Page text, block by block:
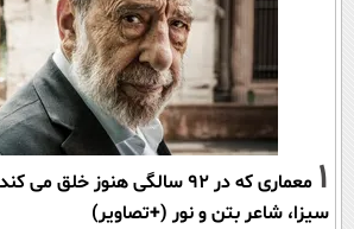
1
معماری که در 92 سالگی هنوز خلق
سیزا، شاعر بتن و نور (+تصاویر)